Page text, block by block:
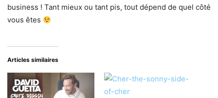
business ! Tant mieux ou tant pis, tout dépend de quel côté
vous êtes
Articles similaires